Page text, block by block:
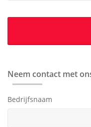
Neem contact met
Bedrijfsnaam